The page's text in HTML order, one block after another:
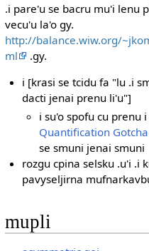
.i pare'u se bacru mu'i lenu
vecu'u la'o gy.
http://balance.wiw.org/
ml
.gy.
i [krasi se tcidu fa "lu .i
dacti jenai prenu li'u"]
i su'o spofu cu prenu
Quantification Gotcha
se smuni jenai smuni
rozgu cpina selsku .u'i .i
pavyseljirna
mupli